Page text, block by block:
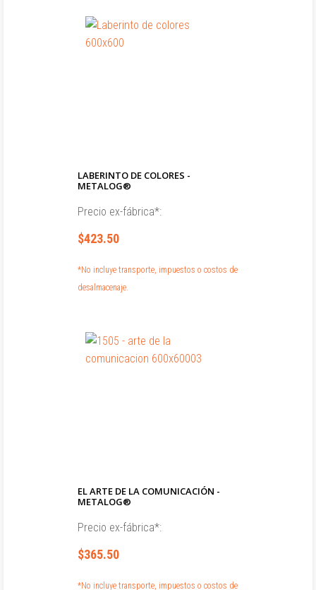
LABERINTO DE COLORES -
METALOG®
Precio ex-fábrica*:
$423.50
*No incluye transporte, impuestos o costos de
desalmacenaje.
EL ARTE DE LA COMUNICACIÓN -
METALOG®
Precio ex-fábrica*:
$365.50
*No incluye transporte, impuestos o costos de